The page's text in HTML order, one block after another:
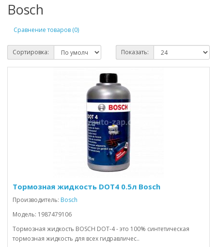
Bosch
Сравнение товаров (0)
Сортировка: Показать:
Тормозная жидкость DOT4 0.5л Bosch
Производитель: Bosch
Модель: 1987479106
Тормозная жидкость BOSCH DOT-4 - это 100% синтетическая
тормозная жидкость для всех гидравличес..